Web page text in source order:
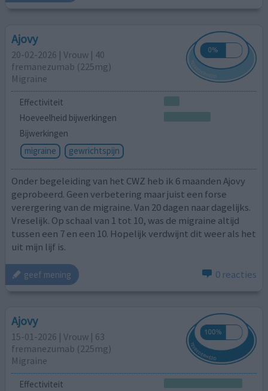
Ajovy
20-02-2026 | Vrouw | 40
fremanezumab (225mg)
Migraine
Effectiviteit
Hoeveelheid bijwerkingen
Bijwerkingen
migraine
gewrichtspijn
Onder begeleiding van het CWZ heb ik 6 maanden Ajovy
geprobeerd. Geen verbetering maar juist een forse
verergering van de migraine. Van 20 dagen naar dagelijks.
Vreselijk. Op schaal van 1 tot 10, was de migraine altijd
tussen een 7 en een 10. Hopelijk verdwijnt dit weer als het
uit mijn lijf is.
geef mening 0 reacties
Ajovy
15-01-2026 | Vrouw | 63
fremanezumab (225mg)
Migraine
Effectiviteit